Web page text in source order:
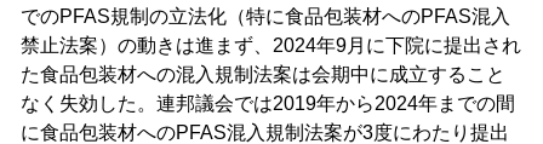
でのPFAS規制の立法化（特に食品包装材へのPFAS混入
禁止法案）の動きは進まず、2024年9月に下院に提出され
た食品包装材への混入規制法案は会期中に成立すること
なく失効した。連邦議会では2019年から2024年までの間
に食品包装材へのPFAS混入規制法案が3度にわたり提出